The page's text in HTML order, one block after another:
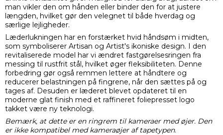
man vikler den om hånden eller binder den for at justere
længden, hvilket gør den velegnet til både hverdag og
særlige lejligheder.
Læderlukningen har en forstærket hvid håndsøm i midten,
som symboliserer Artisan og Artist's ikoniske design. I den
revitaliserede model har vi ændret fastgørelsesringen fra
messing til rustfrit stål, hvilket øger fleksibiliteten. Denne
forbedring gør også remmen lettere at håndtere og
reducerer belastningen på fingrene, når den sættes på og
tages af. Desuden er læderet blevet opdateret til en
moderne glat finish med et raffineret foliepresset logo
takket være ny teknologi.
Bemærk, at dette er en ringrem til kameraer med øjer. Den
er ikke kompatibel med kameraøjer af tapetypen.